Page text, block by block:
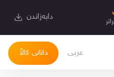
دابەزاندن
دانانی کاڵا عربی